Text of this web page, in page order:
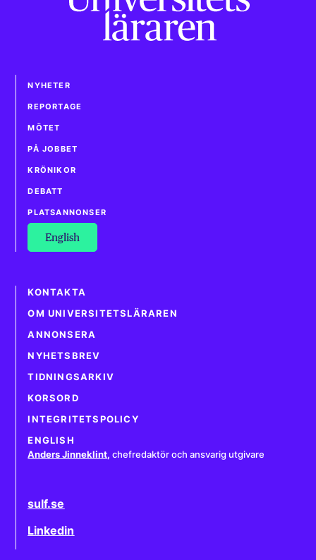
NYHETER
REPORTAGE
MÖTET
PÅ JOBBET
KRÖNIKOR
DEBATT
PLATSANNONSER
English
KONTAKTA
OM UNIVERSITETSLÄRAREN
ANNONSERA
NYHETSBREV
TIDNINGSARKIV
KORSORD
INTEGRITETSPOLICY
ENGLISH
Anders Jinneklint, chefredaktör och ansvarig utgivare
sulf.se
Linkedin